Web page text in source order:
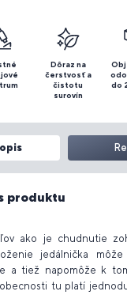
Dôraz na
čerstvosť a
čistotu
surovín
do
produktu
ako je chudnutie
jedálnička
a tiež napomôže k
tu platí